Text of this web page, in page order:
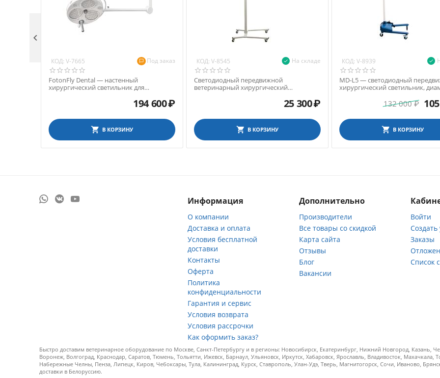
КОД: V-7665 Под заказ
FotonFly Dental — настенный
хирургический светильник для
194 600₽
В КОРЗИНУ
КОД: V-8545 На складе
Светодиодный передвижной
ветеринарный хирургический
25 300₽
В КОРЗИНУ
КОД: V-8939
MD-L5 — светодиодный
хирургический светильник,
132 000 ₽
В КОРЗИНУ

Информация
О компании
Доставка и оплата
Условия бесплатной
доставки
Контакты
Оферта
Политика
конфиденциальности
Гарантия и сервис
Условия возврата
Условия рассрочки
Как оформить заказ?
Дополнительно
Производители
Все товары со скидкой
Карта сайта
Отзывы
Блог
Вакансии
Войти
Заказы
Список
Быстро доставим ветеринарное оборудование по Москве, Санкт-Петербургу и в регионы: Новосибирск, Екатеринбург, Нижний Новгород, Казань,
Воронеж, Волгоград, Краснодар, Саратов, Тюмень, Тольятти, Ижевск, Барнаул, Ульяновск, Иркутск, Хабаровск, Ярославль, Владивосток,
Набережные Челны, Пенза, Липецк, Киров, Чебоксары, Тула, Калининград, Курск, Ставрополь, Улан-Удэ, Тверь, Магнитогорск, Сочи, Иваново,
доставки в Белоруссию.